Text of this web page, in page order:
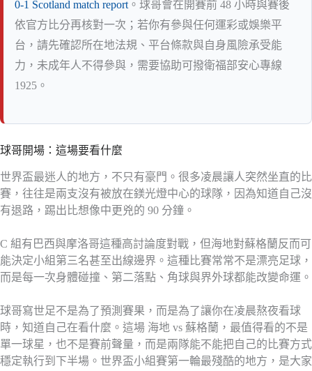
0-1 Scotland match report 。球哥會在開賽前 48 小時與賽後
依官方比分再核對一次；若你有參與任何運彩或娛樂平
台，請先確認所在地法規、平台條款與自身風險承受能
力，未成年人不得參與，需要協助可撥衛福部安心專線
1925。
球哥開場：這場要看什麼
世界盃最迷人的地方，不只有豪門。很多凌晨讓人突然坐直的比
賽，往往是兩支沒有被放在鎂光燈中心的球隊，因為知道自己沒
有退路，踢出比想像中更兇的 90 分鐘。
C 組有巴西與摩洛哥這種高討論度對戰，但海地對蘇格蘭反而可
能決定小組第三名甚至出線邊界。這種比賽常常不是漂亮足球，
而是每一次身體碰撞、第二落點、角球與界外球都能改變命運。
球哥寫世足不是為了預測賽果，而是為了讓你在凌晨熬夜看球
時，知道自己在看什麼。這場 海地 vs 蘇格蘭，最值得看的不是
單一球星，也不是賽前聲量，而是兩隊能不能把自己的比賽方式
穩定執行到下半場。世界盃小組賽第一輪最殘酷的地方，是大家